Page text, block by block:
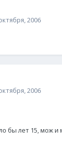
2006
2006
бы лет 15, мож и